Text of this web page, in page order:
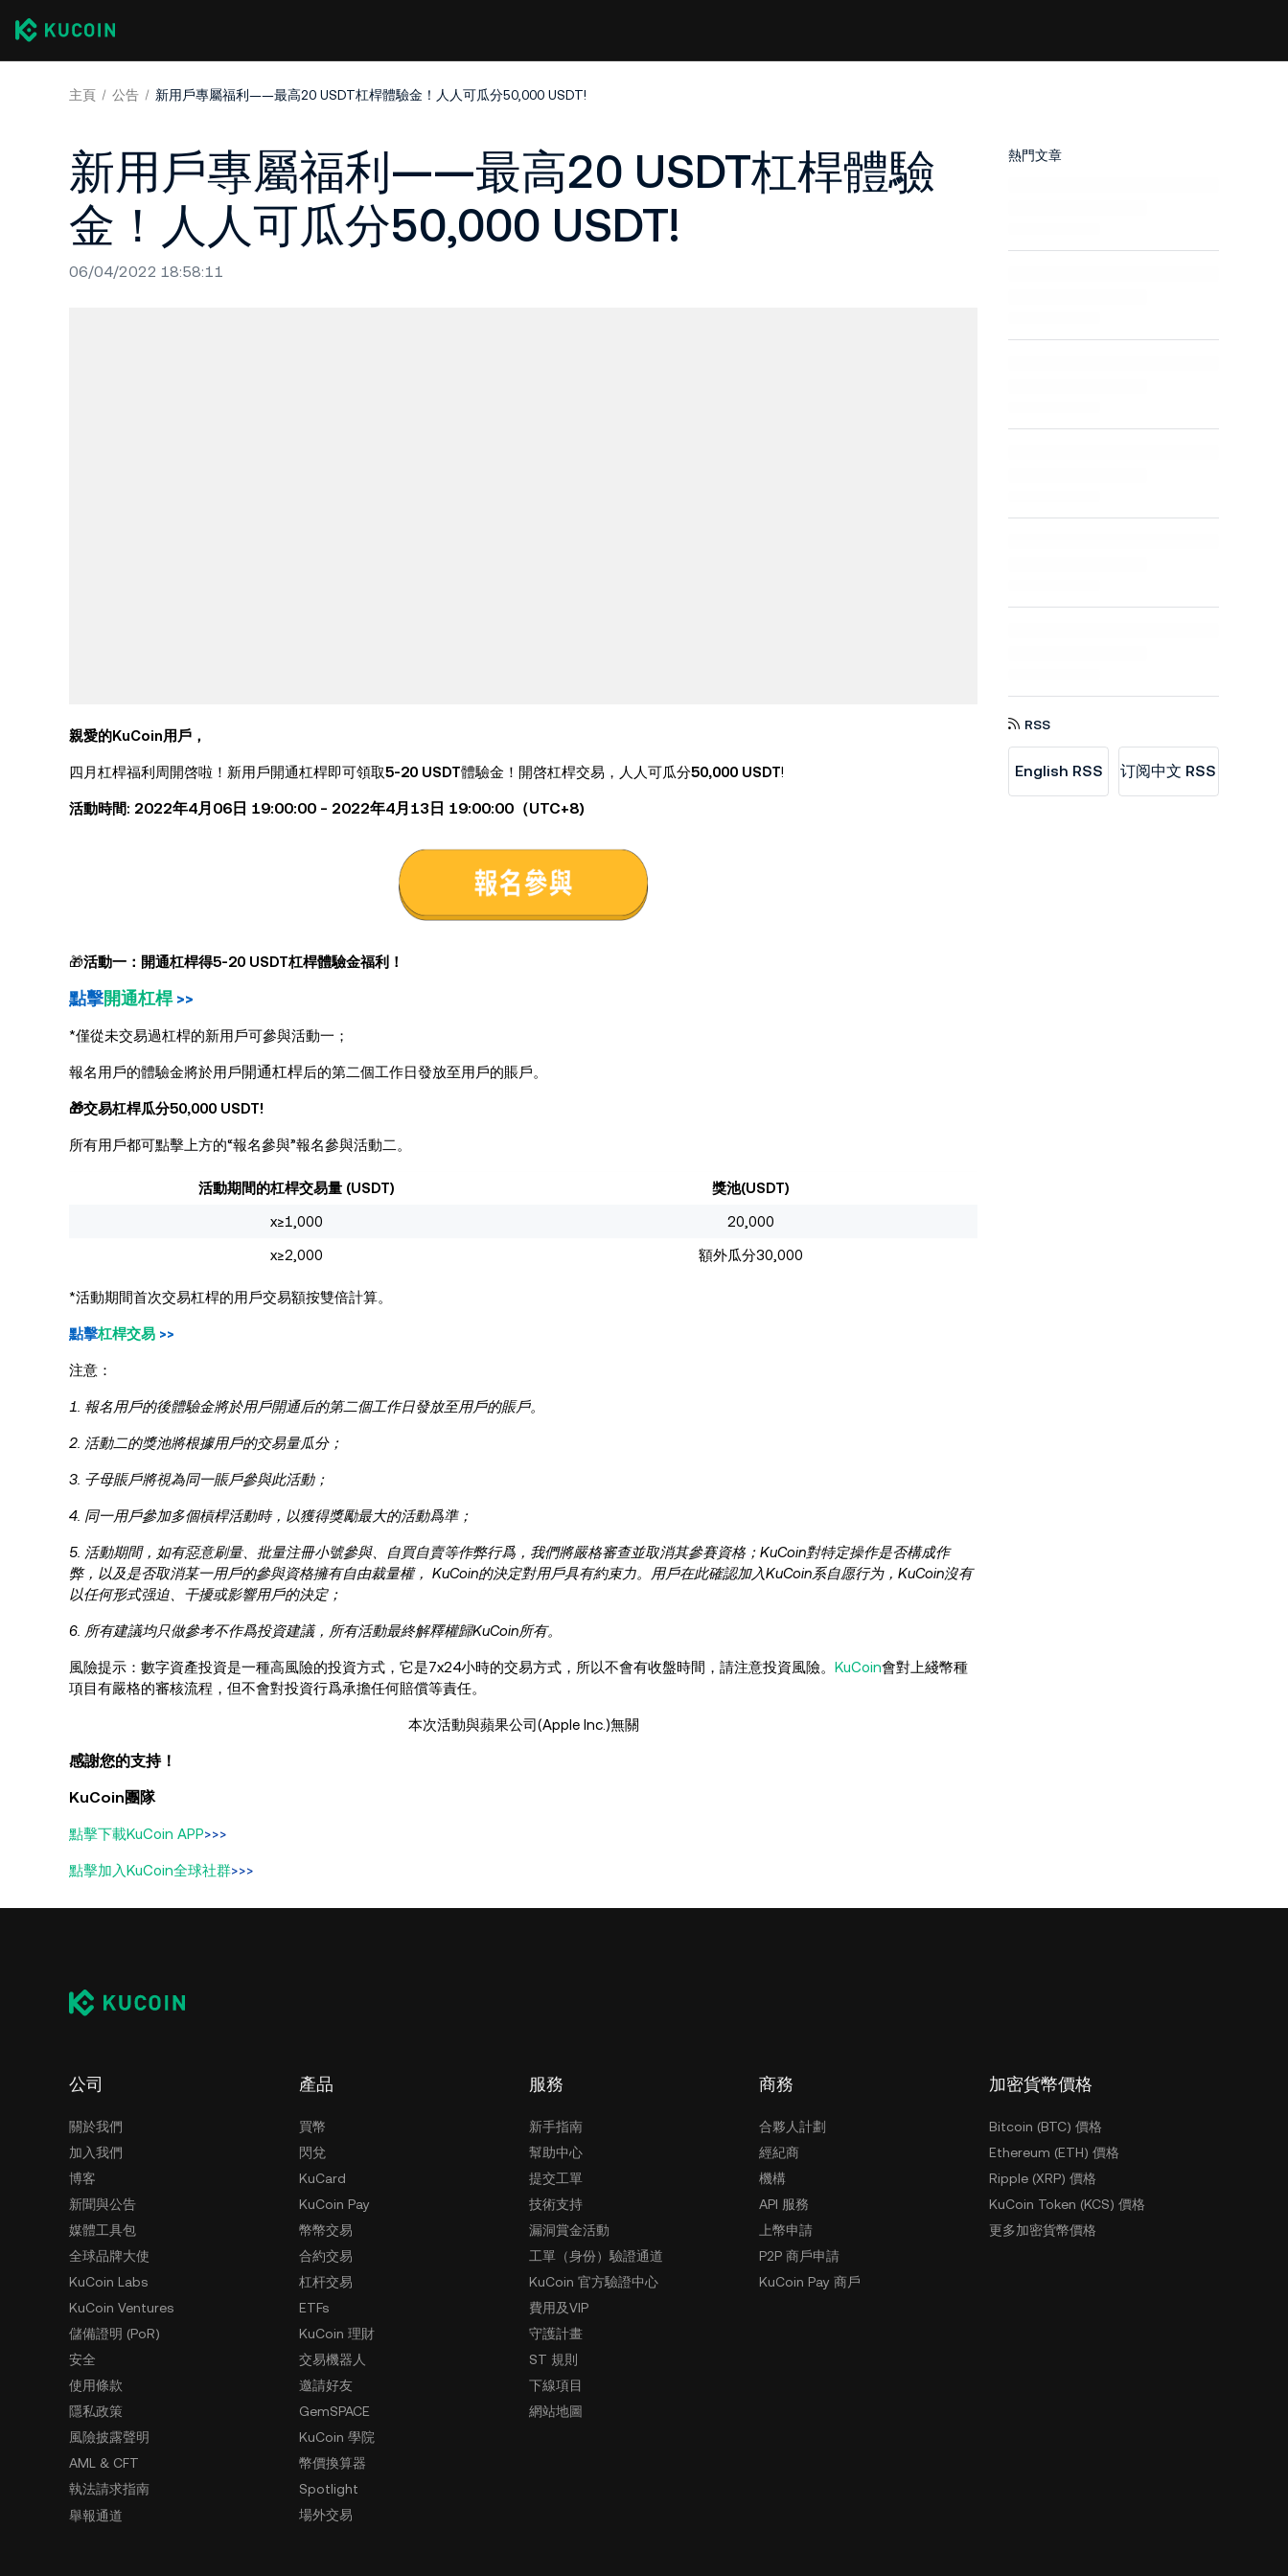
主頁 公告 新用戶專屬福利——最高20 USDT杠桿體驗金！人人可瓜分50,000 USDT!
新用戶專屬福利——最高20 USDT杠桿體驗
金！人人可瓜分50,000 USDT!
06/04/2022 18:58:11
親愛的KuCoin用戶，
四月杠桿福利周開啓啦！新用戶開通杠桿即可領取5-20 USDT體驗金！開啓杠桿交易，人人可瓜分50,000 USDT!
活動時間: 2022年4月06日 19:00:00 - 2022年4月13日 19:00:00（UTC+8)
🎁活動一：開通杠桿得5-20 USDT杠桿體驗金福利！
點擊開通杠桿>>
*僅從未交易過杠桿的新用戶可參與活動一；
報名用戶的體驗金將於用戶開通杠桿后的第二個工作日發放至用戶的賬戶。
🎁交易杠桿瓜分50,000 USDT!
所有用戶都可點擊上方的“報名參與”報名參與活動二。
活動期間的杠桿交易量 (USDT) 獎池(USDT)
x≥1,000 20,000
x≥2,000 額外瓜分30,000
*活動期間首次交易杠桿的用戶交易額按雙倍計算。
點擊杠桿交易 >>
注意：
1. 報名用戶的後體驗金將於用戶開通后的第二個工作日發放至用戶的賬戶。
2. 活動二的獎池將根據用戶的交易量瓜分；
3. 子母賬戶將視為同一賬戶參與此活動；
4. 同一用戶參加多個槓桿活動時，以獲得獎勵最大的活動爲準；
5. 活動期間，如有惡意刷量、批量注冊小號參與、自買自賣等作弊行爲，我們將嚴格審查並取消其參賽資格；KuCoin對特定操作是否構成作
弊，以及是否取消某一用戶的參與資格擁有自由裁量權， KuCoin的決定對用戶具有約束力。用戶在此確認加入KuCoin系自愿行为，KuCoin沒有
以任何形式强迫、干擾或影響用戶的決定；
6. 所有建議均只做參考不作爲投資建議，所有活動最終解釋權歸KuCoin所有。
風險提示：數字資產投資是一種高風險的投資方式，它是7x24小時的交易方式，所以不會有收盤時間，請注意投資風險。 KuCoin會對上綫幣種
項目有嚴格的審核流程，但不會對投資行爲承擔任何賠償等責任。
本次活動與蘋果公司(Apple Inc.)無關
感謝您的支持！
KuCoin團隊
點擊下載KuCoin APP>>>
點擊加入KuCoin全球社群>>>
熱門文章
RSS
English RSS 订阅中文 RSS
公司
關於我們
加入我們
博客
新聞與公告
媒體工具包
全球品牌大使
KuCoin Labs
KuCoin Ventures
儲備證明 (PoR)
安全
使用條款
隱私政策
風險披露聲明
AML & CFT
執法請求指南
舉報通道
產品
買幣
閃兌
KuCard
KuCoin Pay
幣幣交易
合約交易
杠杆交易
ETFs
KuCoin 理財
交易機器人
邀請好友
GemSPACE
KuCoin 學院
幣價換算器
Spotlight
場外交易
服務
新手指南
幫助中心
提交工單
技術支持
漏洞賞金活動
工單（身份）驗證通道
KuCoin 官方驗證中心
費用及VIP
守護計畫
ST 規則
下線項目
網站地圖
商務
合夥人計劃
經紀商
機構
API 服務
上幣申請
P2P 商戶申請
KuCoin Pay 商戶
加密貨幣價格
Bitcoin (BTC) 價格
Ethereum (ETH) 價格
Ripple (XRP) 價格
KuCoin Token (KCS) 價格
更多加密貨幣價格